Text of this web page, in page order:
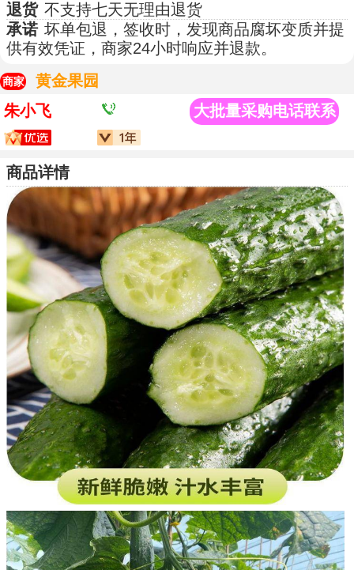
退货 不支持七天无理由退货
承诺 坏单包退，签收时，发现商品腐坏变质并提
供有效凭证，商家24小时响应并退款。
商家
黄金果园
朱小飞
大批量采购电话联系
商品详情